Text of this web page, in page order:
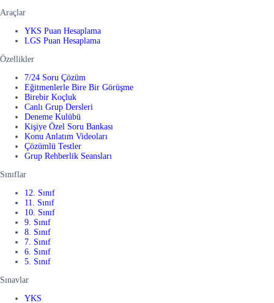
Araçlar
YKS Puan Hesaplama
LGS Puan Hesaplama
Özellikler
7/24 Soru Çözüm
Eğitmenlerle Bire Bir Görüşme
Birebir Koçluk
Canlı Grup Dersleri
Deneme Kulübü
Kişiye Özel Soru Bankası
Konu Anlatım Videoları
Çözümlü Testler
Grup Rehberlik Seansları
Sınıflar
12. Sınıf
11. Sınıf
10. Sınıf
9. Sınıf
8. Sınıf
7. Sınıf
6. Sınıf
5. Sınıf
Sınavlar
YKS